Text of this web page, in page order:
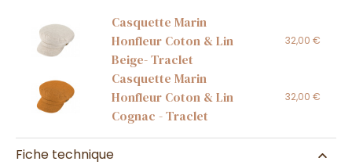
Casquette Marin
Honfleur Coton & Lin
Beige- Traclet
32,00 €
Casquette Marin
Honfleur Coton & Lin
Cognac - Traclet
32,00 €
Fiche technique